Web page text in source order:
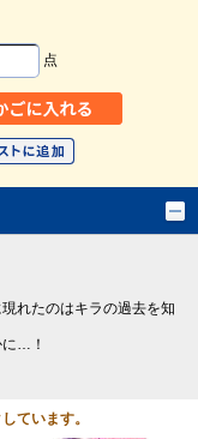
点
れたのはキラの過去を知
…！
ています。